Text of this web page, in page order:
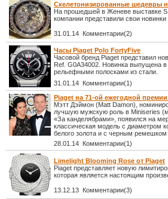
Скелетонизированные шедевры
На прошедшей в Женеве выставке
компании представили свои
31.01.14 Комментарии(2)
Часы Piaget Polo FortyFive
Часовой бренд Piaget представил
Ref. G0A34002. Новинка выпущена
рельефными полосками из стали.
31.01.14 Комментарии(1)
Piaget на 71-ой ежегодной
Мэтт Дэймон (Matt Damon),
лучшую мужскую роль в Miniseries
«За канделябрами», появился на
классическая модель с диаметром
белого золота и с черным ремешком
28.01.14 Комментарии(1)
Limelight Blooming Rose от Piaget
Piaget представляет новую
которая является настоящим
13.12.13 Комментарии(3)